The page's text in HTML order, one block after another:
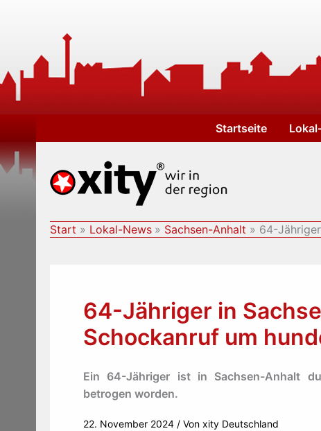
Startseite
Start Lokal-News Sachsen-Anhalt 64-
64-Jähriger in
Schockanruf um
Ein 64-Jähriger ist in Sachsen-Anhalt
betrogen worden.
22. November 2024 / Von xity Deutschland